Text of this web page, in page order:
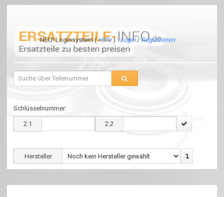
NEU! Loginsystem (Hilfe) :Login/Registrieren
Schlüsselnummer:
2.1 2.2
Hersteller